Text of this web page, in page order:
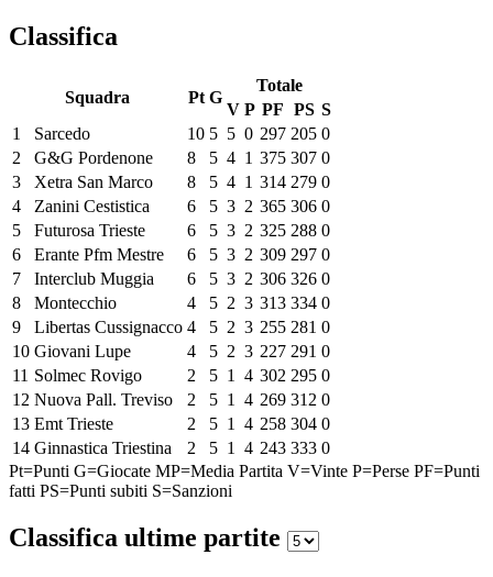
Classifica
Squadra Pt G
Totale
V P PF PS S
1
Sarcedo 10 5 5 0 297 205 0
2
G&G Pordenone 8 5 4 1 375 307 0
3
Xetra San Marco 8 5 4 1 314 279 0
4
Zanini Cestistica 6 5 3 2 365 306 0
5
Futurosa Trieste 6 5 3 2 325 288 0
6
Erante Pfm Mestre 6 5 3 2 309 297 0
7
Interclub Muggia 6 5 3 2 306 326 0
8
Montecchio 4 5 2 3 313 334 0
9
Libertas Cussignacco 4 5 2 3 255 281 0
10 Giovani Lupe 4 5 2 3 227 291 0
11 Solmec Rovigo 2 5 1 4 302 295 0
12 Nuova Pall. Treviso 2 5 1 4 269 312 0
13 Emt Trieste 2 5 1 4 258 304 0
14 Ginnastica Triestina 2 5 1 4 243 333 0
Pt=Punti G=Giocate MP=Media Partita V=Vinte P=Perse PF=Punti
fatti PS=Punti subiti S=Sanzioni
Classifica ultime partite